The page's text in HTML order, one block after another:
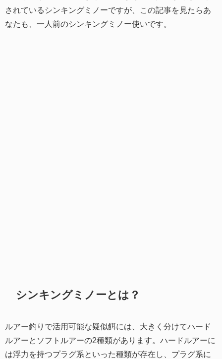
されているシンキングミノーですが、この記事を見たらあ
なたも、一人前のシンキングミノー使いです。
シンキングミノーとは？
ルアー釣りで活用可能な疑似餌には、大きく分けてハード
ルアーとソフトルアーの2種類があります。ハードルアーに
は浮力を持つプラグ系といった種類が存在し、プラグ系に